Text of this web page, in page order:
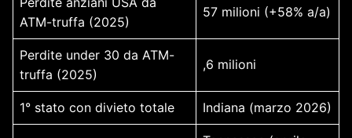
ATM-truffa (2025)
57 milioni (+58% a/a)
Perdite under 30 da ATM-
truffa (2025)
,6 milioni
1° stato con divieto totale Indiana (marzo 2026)